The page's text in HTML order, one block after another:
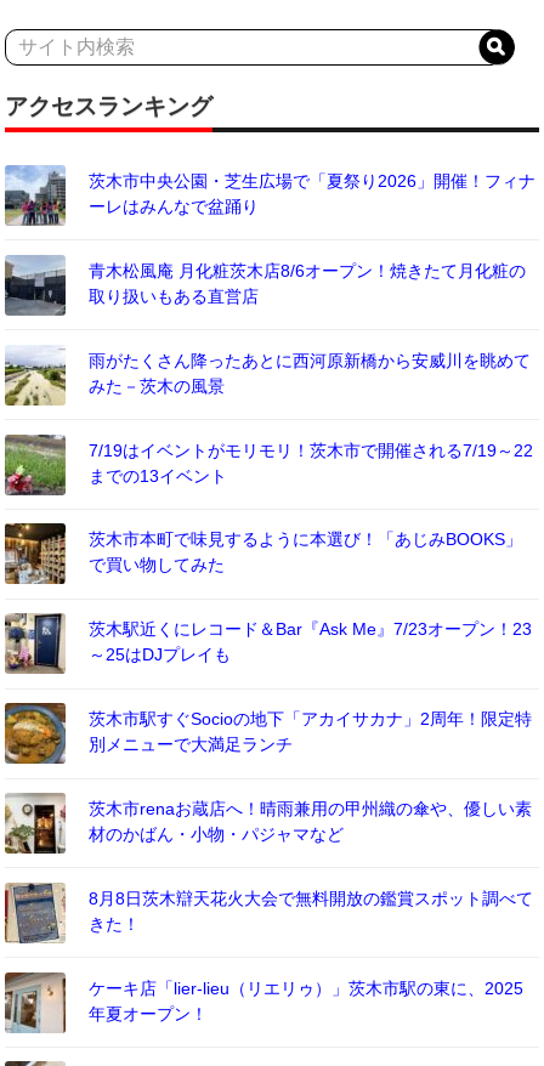
アクセスランキング
茨木市中央公園・芝生広場で「夏祭り2026」開催！フィナ
ーレはみんなで盆踊り
青木松風庵 月化粧茨木店8/6オープン！焼きたて月化粧の
取り扱いもある直営店
雨がたくさん降ったあとに西河原新橋から安威川を眺めて
みた－茨木の風景
7/19はイベントがモリモリ！茨木市で開催される7/19～22
までの13イベント
茨木市本町で味見するように本選び！「あじみBOOKS」
で買い物してみた
茨木駅近くにレコード＆Bar『Ask Me』7/23オープン！23
～25はDJプレイも
茨木市駅すぐSocioの地下「アカイサカナ」2周年！限定特
別メニューで大満足ランチ
茨木市renaお蔵店へ！晴雨兼用の甲州織の傘や、優しい素
材のかばん・小物・パジャマなど
8月8日茨木辯天花火大会で無料開放の鑑賞スポット調べて
きた！
ケーキ店「lier-lieu（リエリゥ）」茨木市駅の東に、2025
年夏オープン！